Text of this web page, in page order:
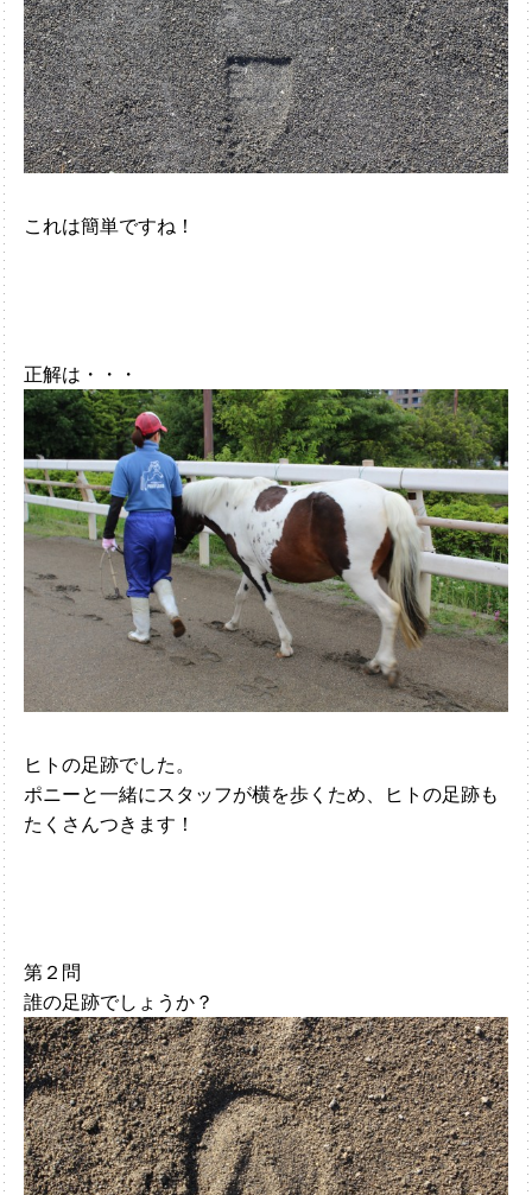
これは簡単ですね！
正解は・・・
ヒトの足跡でした。
ポニーと一緒にスタッフが横を歩くため、ヒトの足跡も
たくさんつきます！
第２問
誰の足跡でしょうか？